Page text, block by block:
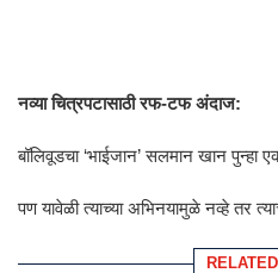
नव्या चित्रपटासाठी रफ-टफ अंदाज:
बॉलिवूडचा ‘भाईजान’ सलमान खान पुन्हा
पण यावेळी त्याच्या अभिनयामुळे नव्हे तर